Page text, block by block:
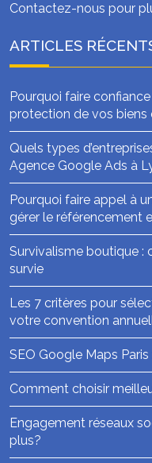
Contactez-nous pour
ARTICLES
Pourquoi faire
protection de vos biens
Quels types
Agence Google Ads à
Pourquoi faire appel à
gérer le référencement
Survivalisme boutique :
survie
Les 7 critères pour
votre convention
SEO Google Maps
Comment choisir
Engagement réseaux
plus?